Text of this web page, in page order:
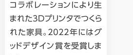
コラボレーションにより生
まれた3Dプリンタでつくら
れた家具。2022年にはグ
ッドデザイン賞を受賞しま